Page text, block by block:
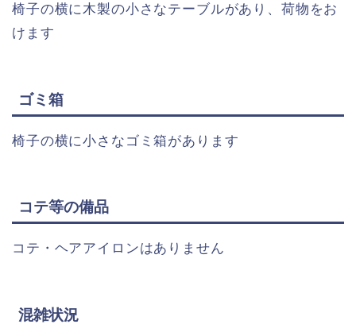
椅子の横に木製の小さなテーブルがあり、荷物をお
けます
ゴミ箱
椅子の横に小さなゴミ箱があります
コテ等の備品
コテ・ヘアアイロンはありません
混雑状況